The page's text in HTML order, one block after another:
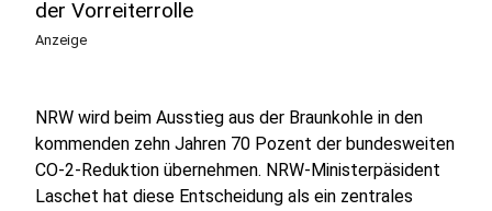
der Vorreiterrolle
Anzeige
NRW wird beim Ausstieg aus der Braunkohle in den
kommenden zehn Jahren 70 Pozent der bundesweiten
CO-2-Reduktion übernehmen. NRW-Ministerpäsident
Laschet hat diese Entscheidung als ein zentrales